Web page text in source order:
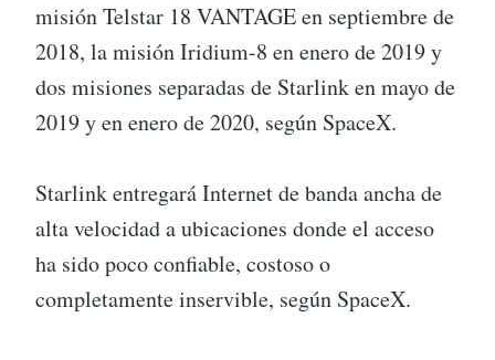
misión Telstar 18 VANTAGE en septiembre de
2018, la misión Iridium-8 en enero de 2019 y
dos misiones separadas de Starlink en mayo de
2019 y en enero de 2020, según SpaceX.
Starlink entregará Internet de banda ancha de
alta velocidad a ubicaciones donde el acceso
ha sido poco confiable, costoso o
completamente inservible, según SpaceX.